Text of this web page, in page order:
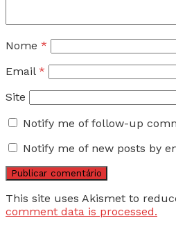
Nome *
Email *
Site
Notify me of follow-up
Notify me of new posts by
This site uses Akismet to
comment data is processed.